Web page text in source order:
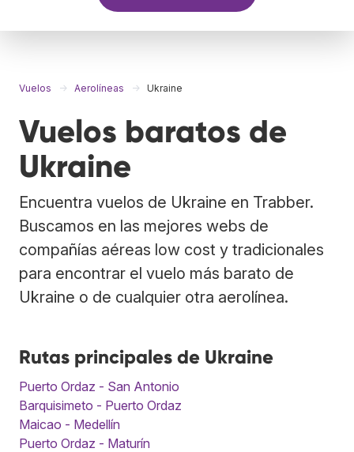
Vuelos Aerolíneas Ukraine
Vuelos baratos de
Ukraine
Encuentra vuelos de Ukraine en Trabber.
Buscamos en las mejores webs de
compañías aéreas low cost y tradicionales
para encontrar el vuelo más barato de
Ukraine o de cualquier otra aerolínea.
Rutas principales de Ukraine
Puerto Ordaz - San Antonio
Barquisimeto - Puerto Ordaz
Maicao - Medellín
Puerto Ordaz - Maturín